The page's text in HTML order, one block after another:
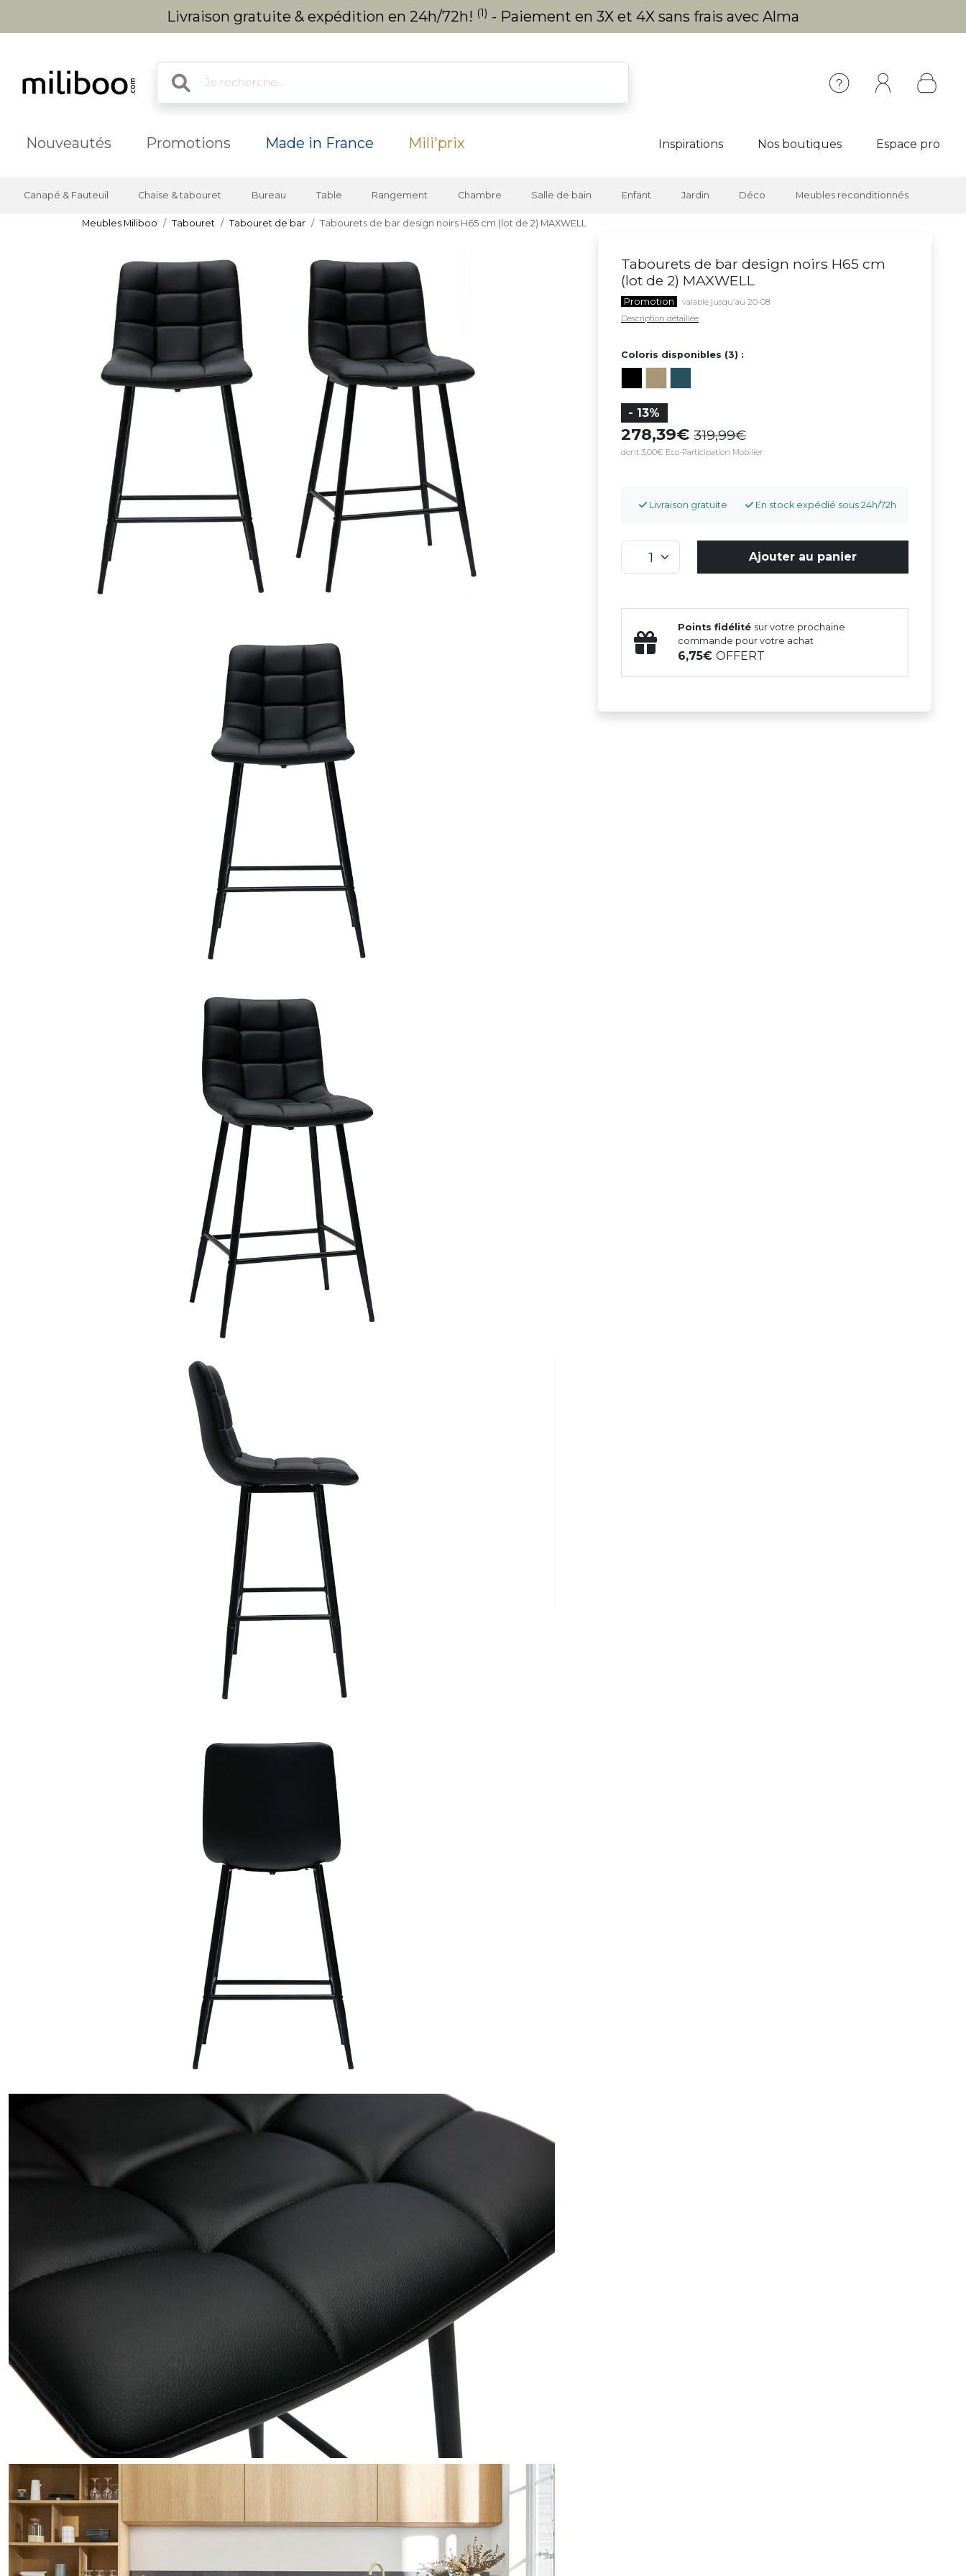
Livraison gratuite & expédition en 24h/72h! (1) - Paiement en 3X et 4X sans frais avec Alma
Nouveautés Promotions Made in France Mili'prix Inspirations Nos boutiques Espace pro
Canapé & Fauteuil Chaise & tabouret Bureau Table Rangement Chambre Salle de bain Enfant Jardin Déco Meubles reconditionnés
Meubles Miliboo Tabouret Tabouret de bar Tabourets de bar design noirs H65 cm (lot de 2) MAXWELL
Tabourets de bar design noirs H65 cm
(lot de 2) MAXWELL
Promotion
valable jusqu'au 20-08
Description détaillée
Coloris disponibles (3) :
- 13%
278,39 319,99
dont 3,00€ Eco-Participation Mobilier
Livraison gratuite En stock expédié sous 24h/72h
Ajouter au panier
Points fidélité sur votre prochaine
commande pour votre achat
6,75OFFERT